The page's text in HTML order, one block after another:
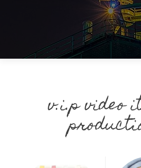
v.i.p video